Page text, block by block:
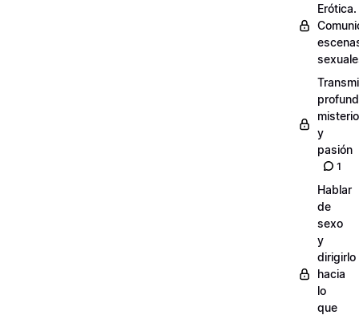
Erótica.
misterio
y
pasión
1
Hablar
de
sexo
y
dirigirlo
hacia
lo
que